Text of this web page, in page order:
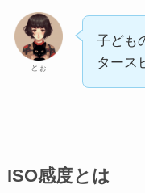
とぉ
子ども
タース
ISO感度とは